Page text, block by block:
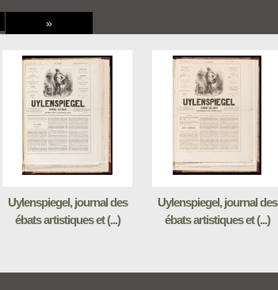
»
Uylenspiegel, journal des
ébats artistiques et (...)
Uylenspiegel, journal des
ébats artistiques et (...)